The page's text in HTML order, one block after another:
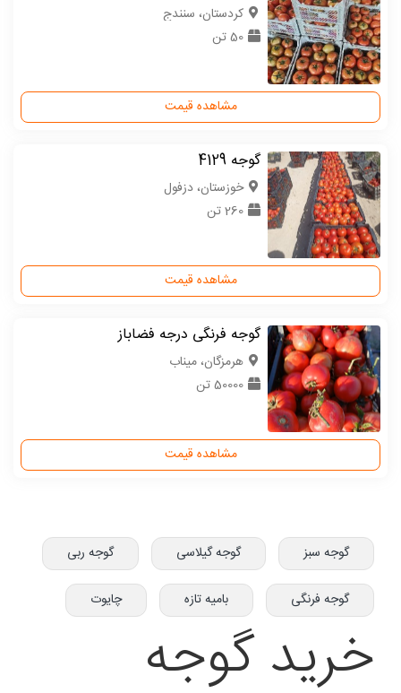
كردستان، سنندج
50 تن
مشاهده قیمت
گوجه 4129
خوزستان، دزفول
260 تن
مشاهده قیمت
گوجه فرنگی درجه فضاباز
هرمزگان، میناب
50000 تن
مشاهده قیمت
گوجه سبز گوجه گیلاسی گوجه ربی
گوجه فرنگی بامیه تازه چایوت
خرید گوجه